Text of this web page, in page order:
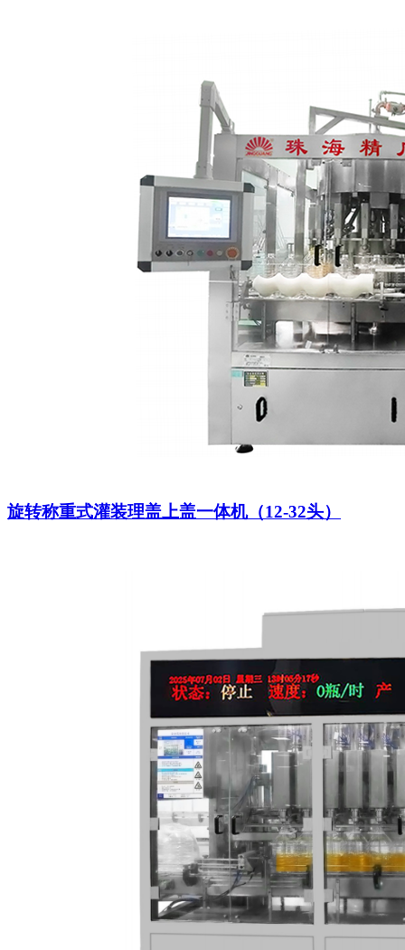
旋转称重式灌装理盖上盖一体机（12-32头）